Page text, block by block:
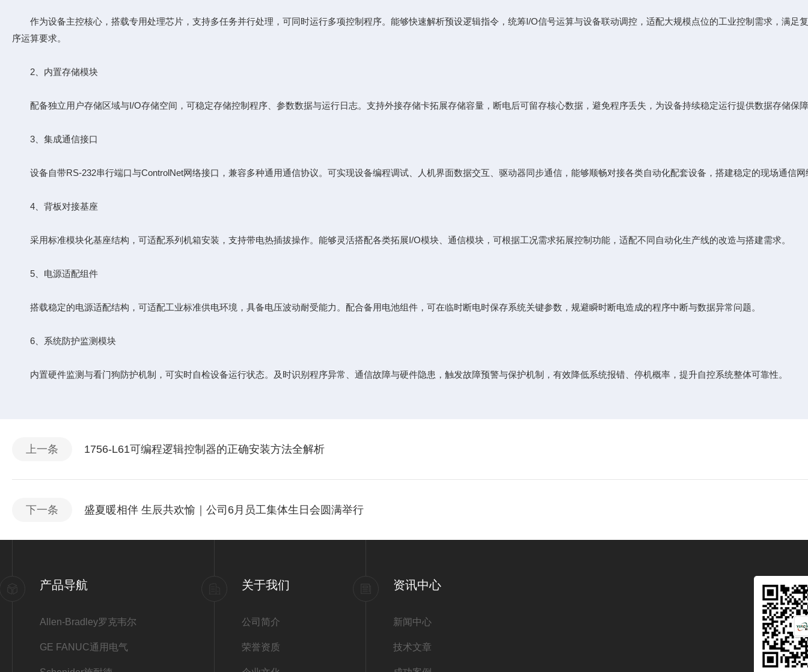
作为设备主控核心，搭载专用处理芯片，支持多任务并行处理，可同时运行多项控制程序。能够快速解析预设逻辑指令，统筹I/O信号运算与设备联动调控，适配大规模点位的工业控制需求，满足
序运算要求。
2、内置存储模块
配备独立用户存储区域与I/O存储空间，可稳定存储控制程序、参数数据与运行日志。支持外接存储卡拓展存储容量，断电后可留存核心数据，避免程序丢失，为设备持续稳定运行提供数据存储保
3、集成通信接口
设备自带RS-232串行端口与ControlNet网络接口，兼容多种通用通信协议。可实现设备编程调试、人机界面数据交互、驱动器同步通信，能够顺畅对接各类自动化配套设备，搭建稳定的现场通信网
4、背板对接基座
采用标准模块化基座结构，可适配系列机箱安装，支持带电热插拔操作。能够灵活搭配各类拓展I/O模块、通信模块，可根据工况需求拓展控制功能，适配不同自动化生产线的改造与搭建需求。
5、电源适配组件
搭载稳定的电源适配结构，可适配工业标准供电环境，具备电压波动耐受能力。配合备用电池组件，可在临时断电时保存系统关键参数，规避瞬时断电造成的程序中断与数据异常问题。
6、系统防护监测模块
内置硬件监测与看门狗防护机制，可实时自检设备运行状态。及时识别程序异常、通信故障与硬件隐患，触发故障预警与保护机制，有效降低系统报错、停机概率，提升自控系统整体可靠性。
上一条 1756-L61可编程逻辑控制器的正确安装方法全解析
下一条 盛夏暖相伴 生辰共欢愉｜公司6月员工集体生日会圆满举行
产品导航
Allen-Bradley罗克韦尔
GE FANUC通用电气
关于我们
公司简介
荣誉资质
资讯中心
新闻中心
技术文章